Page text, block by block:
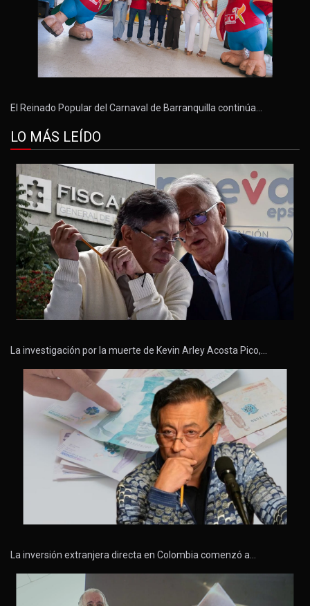
El Reinado Popular del Carnaval de Barranquilla continúa…
LO MÁS LEÍDO
La investigación por la muerte de Kevin Arley Acosta Pico,…
La inversión extranjera directa en Colombia comenzó a…